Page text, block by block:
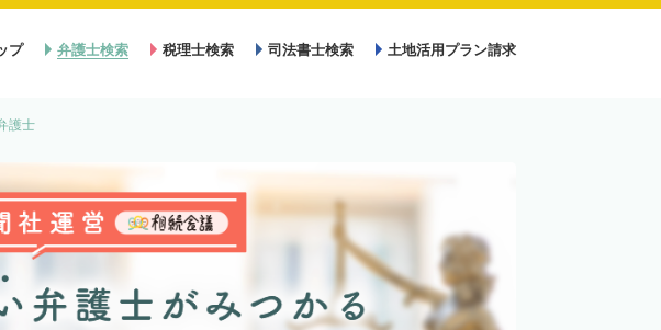
プ 弁護士検索 税理士検索 司法書士検索 土地活用プラン請求
護士